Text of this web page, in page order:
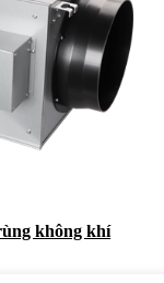
không khí